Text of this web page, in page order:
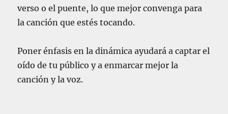
verso o el puente, lo que mejor convenga para
la canción que estés tocando.
Poner énfasis en la dinámica ayudará a captar el
oído de tu público y a enmarcar mejor la
canción y la voz.